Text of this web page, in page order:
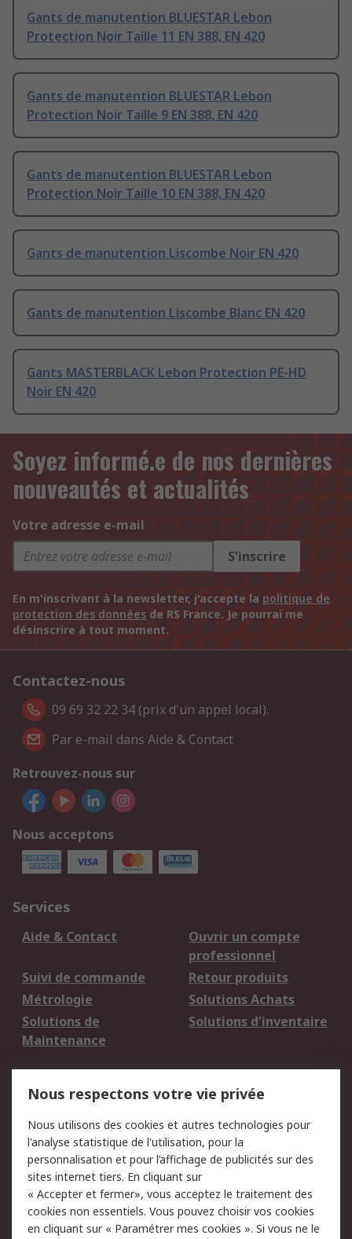
Gants de manutention BLUESTAR Lebon
Protection Noir Taille 11 EN 388, EN 420
Gants de manutention BLUESTAR Lebon
Protection Noir Taille 9 EN 388, EN 420
Gants de manutention BLUESTAR Lebon
Protection Noir Taille 10 EN 388, EN 420
Gants de manutention Liscombe Noir EN 420
Gants de manutention Liscombe Blanc EN 420
Gants MASTERBLACK Lebon Protection PE-HD
Noir EN 420
Soyez informé.e de nos dernières
nouveautés et actualités
Votre adresse e-mail
S'inscrire
En m'inscrivant à la newsletter, j'accepte la politique de
protection des données de RS France. Je pourrai me
désinscrire à tout moment.
Contactez-nous
09 69 32 22 34 (prix d'un appel local).
Par e-mail dans Aide & Contact
Retrouvez-nous sur
Nous acceptons
Services
Aide & Contact
Ouvrir un compte
professionnel
Suivi de commande
Retour produits
Métrologie
Solutions Achats
Solutions de
Maintenance
Solutions d'inventaire
du site
Politique de protection
des données - Mise à
jour
Sécurité des E-mails
Conditions générales
de vente
Politique anti-
corruption
Nous respectons votre vie privée
Nous utilisons des cookies et autres technologies pour
l'analyse statistique de l'utilisation, pour la
personnalisation et pour l’affichage de publicités sur des
sites internet tiers. En cliquant sur
« Accepter et fermer», vous acceptez le traitement des
cookies non essentiels. Vous pouvez choisir vos cookies
en cliquant sur « Paramétrer mes cookies ». Si vous ne le